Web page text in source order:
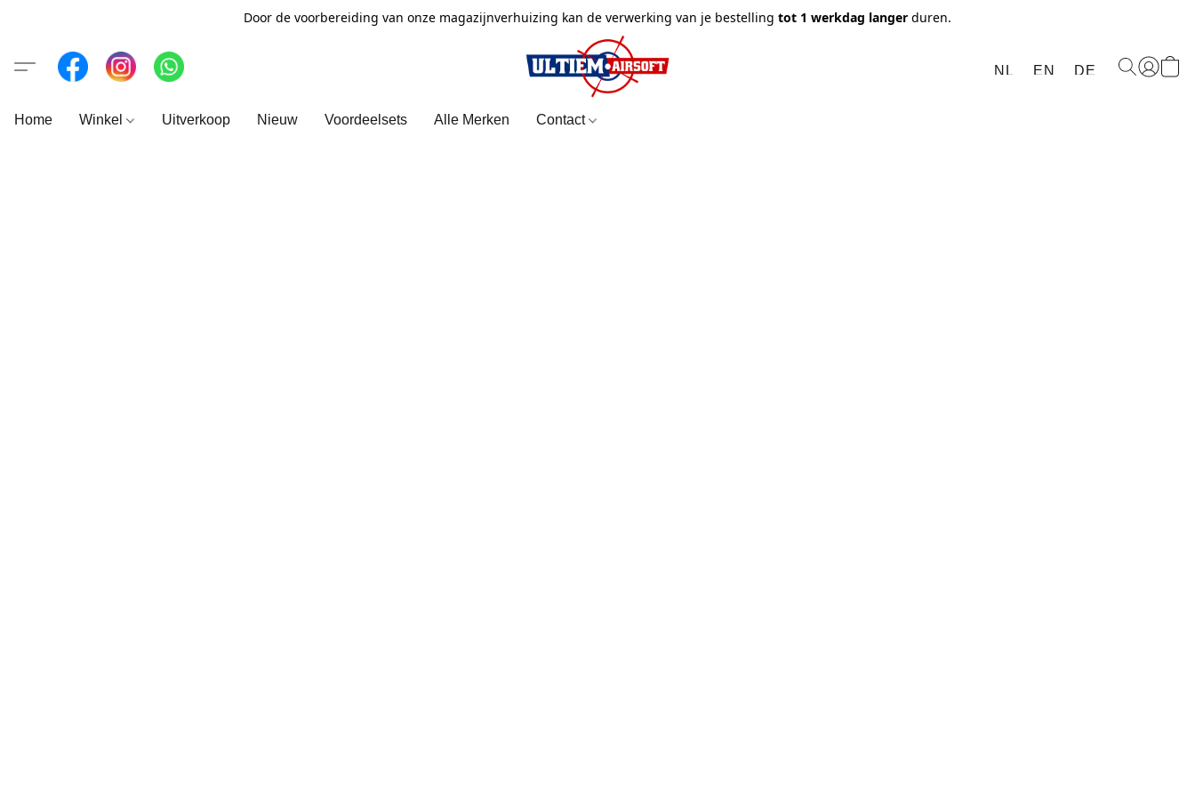
Door de voorbereiding van onze magazijnverhuizing kan de verwerking van je bestelling tot 1 werkdag langer duren.
NL EN DE
Home Winkel Uitverkoop Nieuw Voordeelsets Alle Merken Contact